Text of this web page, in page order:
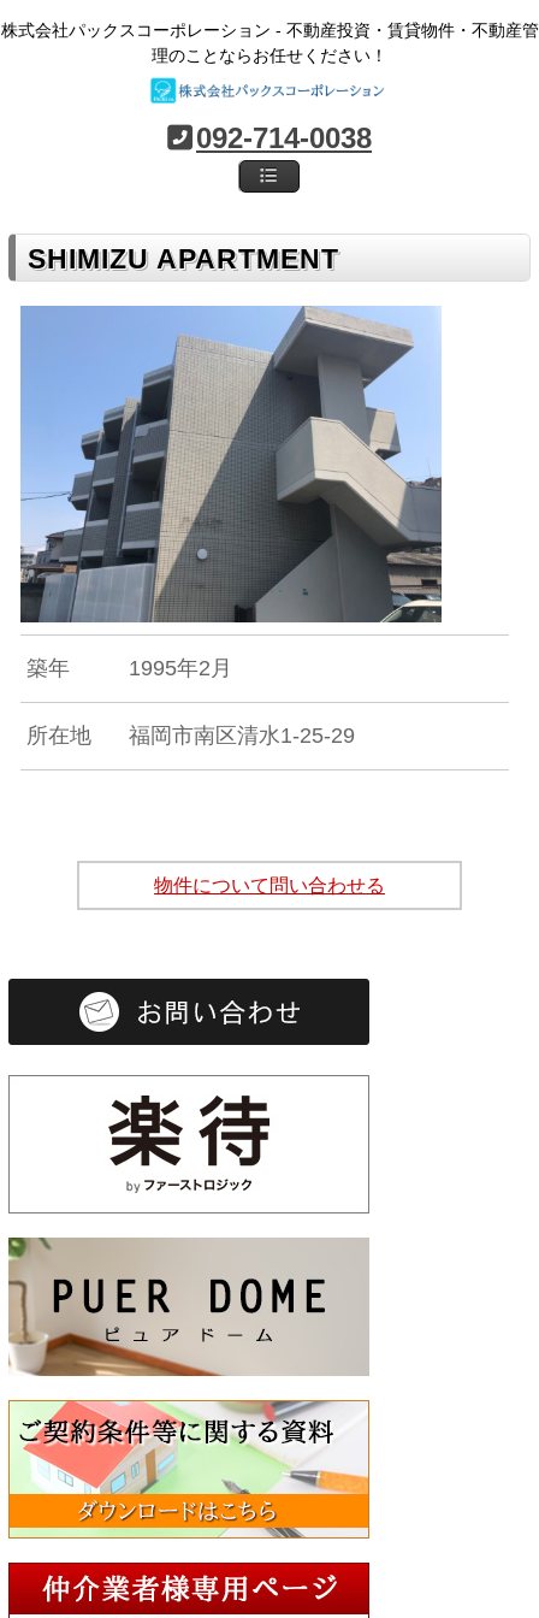
株式会社パックスコーポレーション - 不動産投資・賃貸物件・不動産管
理のことならお任せください！
092-714-0038
SHIMIZU APARTMENT
築年 1995年2月
所在地 福岡市南区清水1-25-29
物件について問い合わせる